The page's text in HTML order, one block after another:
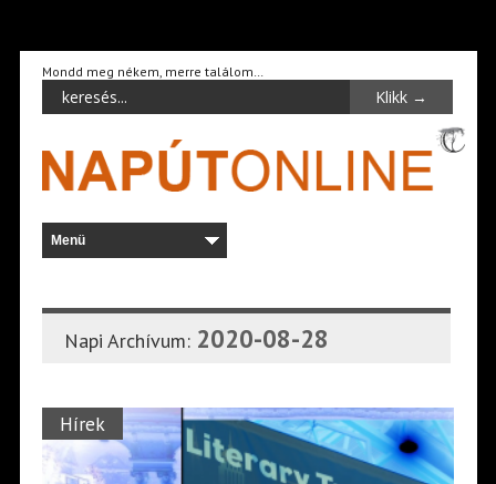
Mondd meg nékem, merre találom…
Napi Archívum: 2020-08-28
Hírek